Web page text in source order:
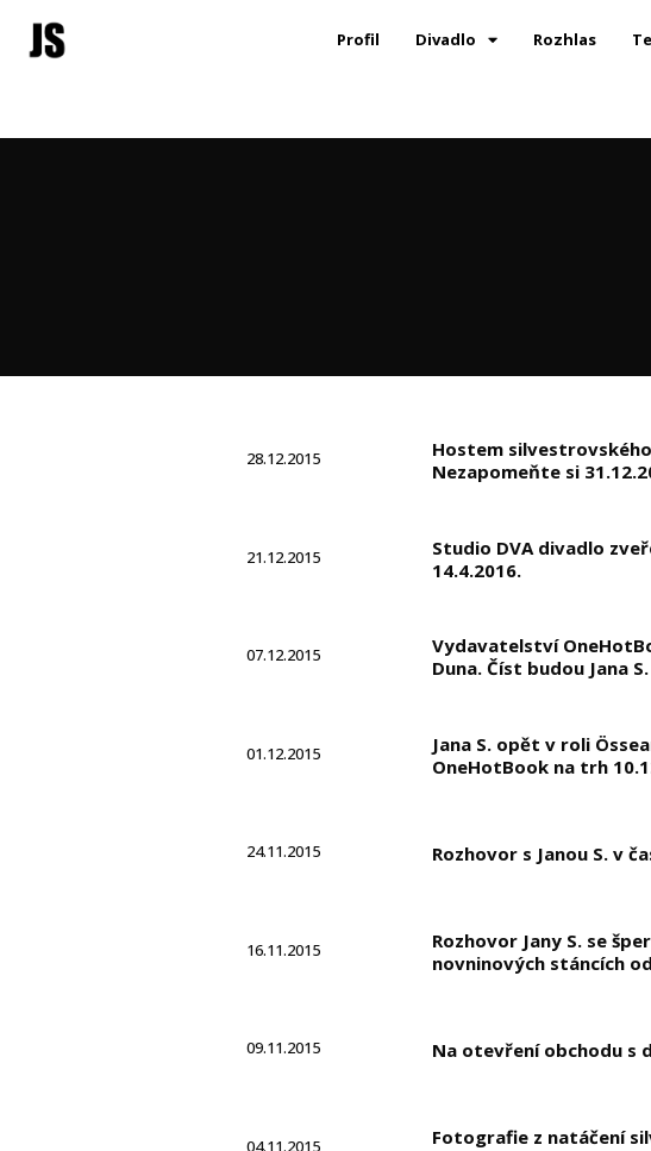
Profil Divadlo Rozhlas
28.12.2015
Hostem
Nezapomeňte si
21.12.2015
Studio DVA divadlo
14.4.2016.
07.12.2015
Vydavatelství
Duna. Číst budou Jana
01.12.2015
Jana S. opět v roli
OneHotBook na trh
24.11.2015 Rozhovor s Janou S. v
16.11.2015
Rozhovor Jany S. se
novninových stáncích
09.11.2015 Na otevření obchodu s
04.11.2015
Fotografie z natáčení